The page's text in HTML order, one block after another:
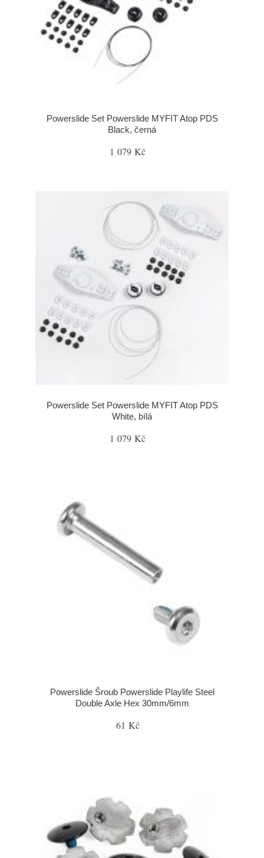
Powerslide Set Powerslide MYFIT Atop PDS
Black, černá
1 079 Kč
Powerslide Set Powerslide MYFIT Atop PDS
White, bílá
1 079 Kč
Powerslide Šroub Powerslide Playlife Steel
Double Axle Hex 30mm/6mm
61 Kč